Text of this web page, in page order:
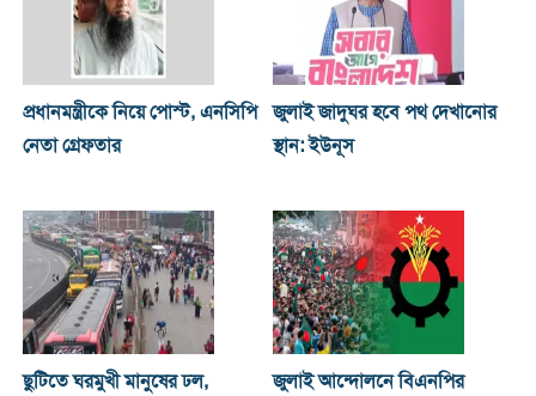
প্রধানমন্ত্রীকে নিয়ে পোস্ট, এনসিপি
নেতা গ্রেফতার
জুলাই জাদুঘর হবে পথ দেখানোর
স্থান: ইউনূস
ছুটিতে ঘরমুখী মানুষের ঢল,
জুলাই আন্দোলনে বিএনপির